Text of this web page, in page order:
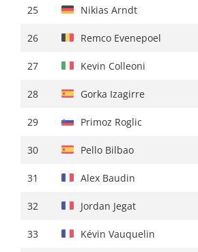
25 Nikias Arndt
26 Remco Evenepoel
27 Kevin Colleoni
28 Gorka Izagirre
29 Primoz Roglic
30 Pello Bilbao
31 Alex Baudin
32 Jordan Jegat
33 Kévin Vauquelin
25 Nicola Conci
26 Samuele Battistella
27 Sean Quinn
28 Santiago Buitrago
29 Jasha Sütterlin
30 Rigoberto Uran
31 Michal Kwiatkowski
32 David Gaudu
33 Quinten Hermans